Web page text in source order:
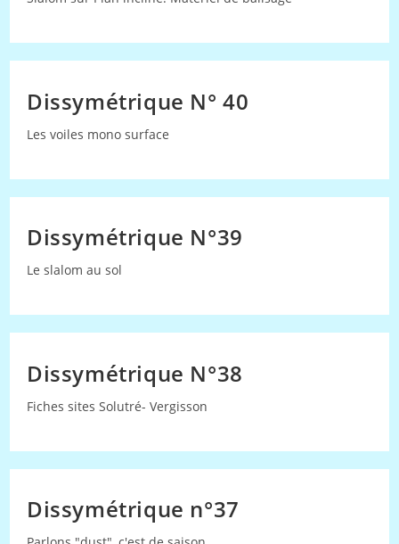
Dissymétrique N° 40
Les voiles mono surface
Dissymétrique N°39
Le slalom au sol
Dissymétrique N°38
Fiches sites Solutré- Vergisson
Dissymétrique n°37